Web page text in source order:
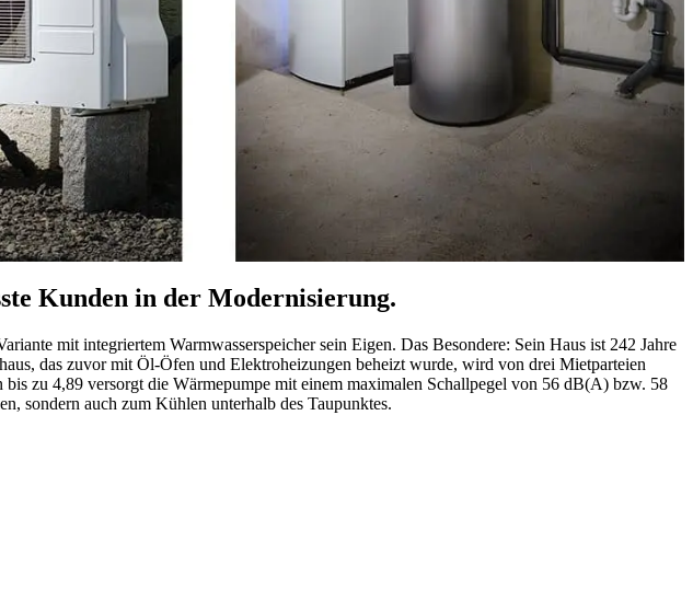
Kunden in der Modernisierung.
mit integriertem Warmwasserspeicher sein Eigen. Das Besondere: Sein Haus ist 242 Jahre
das zuvor mit Öl-Öfen und Elektroheizungen beheizt wurde, wird von drei Mietparteien
zu 4,89 versorgt die Wärmepumpe mit einem maximalen Schallpegel von 56 dB(A) bzw. 58
sondern auch zum Kühlen unterhalb des Taupunktes.